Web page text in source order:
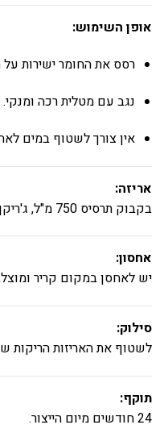
אופן השימוש:
רסס את החומר ישירות
נגב עם מטלית רכה ומנקי.
אין צורך לשטוף במים
אריזה:
בקבוק תרסיס 750 מ"ל, ג'ריקן 2 ליטר, 5 ליטר, 11 ליטר.
אחסון:
יש לאחסן במקום קריר
סילוק:
לשטוף את האריזות הריקות
תוקף:
24 חודשים מיום הייצור.